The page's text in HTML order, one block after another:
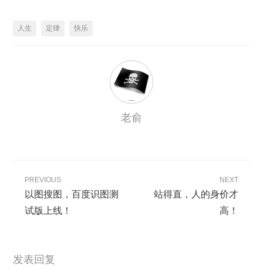
人生 定律 快乐
老俞
PREVIOUS
以图搜图，百度识图测
试版上线！
NEXT
站得直，人的身价才
高！
发表回复